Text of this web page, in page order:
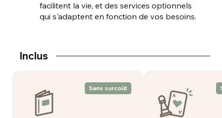
facilitent la vie, et des services optionnels
qui s'adaptent en fonction de vos besoins.
Inclus
Sans surcoût